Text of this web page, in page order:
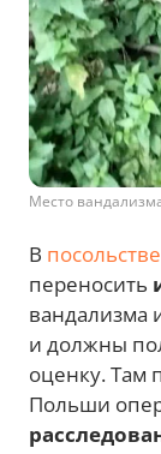
Место
В посольстве
переносить
вандализма
и должны
оценку. Там
Польши